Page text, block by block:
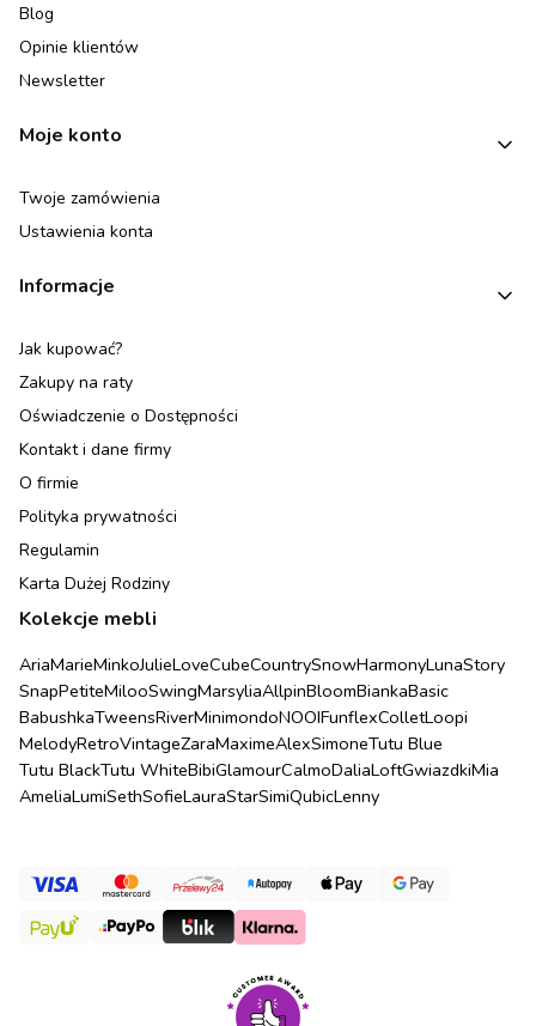
Blog
Opinie klientów
Newsletter
Moje konto
Twoje zamówienia
Ustawienia konta
Informacje
Jak kupować?
Zakupy na raty
Oświadczenie o Dostępności
Kontakt i dane firmy
O firmie
Polityka prywatności
Regulamin
Karta Dużej Rodziny
Kolekcje mebli
AriaMarieMinkoJulieLoveCubeCountrySnowHarmonyLunaStory
SnapPetiteMilooSwingMarsyliaAllpinBloomBiankaBasic
BabushkaTweensRiverMinimondoNOOIFunflexColletLoopi
MelodyRetroVintageZaraMaximeAlexSimoneTutu Blue
Tutu BlackTutu WhiteBibiGlamourCalmoDaliaLoftGwiazdkiMia
AmeliaLumiSethSofieLauraStarSimiQubicLenny